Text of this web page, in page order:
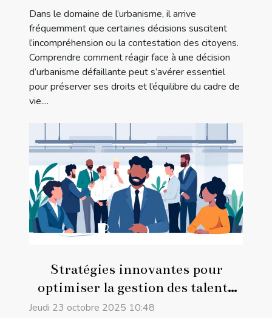
Dans le domaine de l’urbanisme, il arrive
fréquemment que certaines décisions suscitent
l’incompréhension ou la contestation des citoyens.
Comprendre comment réagir face à une décision
d’urbanisme défaillante peut s’avérer essentiel
pour préserver ses droits et l’équilibre du cadre de
vie....
Stratégies innovantes pour
optimiser la gestion des talents
en entreprise
Jeudi 23 octobre 2025 10:48